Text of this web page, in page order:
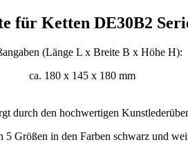
für Ketten DE30B2
(Länge L x Breite B x Höhe H):
ca. 180 x 145 x 180 mm
durch den hochwertigen
5 Größen in den Farben schwarz und